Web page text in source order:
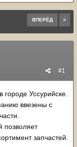
ВПЕРЁД
#1
Уссурийске.
ввезены с
позволяет
запчастей.